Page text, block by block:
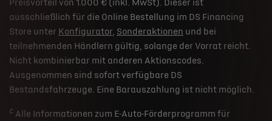
Preisvorteil von 1.000 € (inkl. MwSt). Dieser ist
ausschließlich für die Online Bestellung im DS Financing
Store unter Konfigurator, Sonderaktionen und bei
teilnehmenden Händlern gültig, solange der Vorrat reicht.
Nicht kombinierbar mit anderen Aktionscodes.
Ausgenommen sind sofort verfügbare DS
Bestandsfahrzeuge. Eine Barauszahlung ist nicht möglich.
c Alle Informationen zum E-Auto-Förderprogramm für